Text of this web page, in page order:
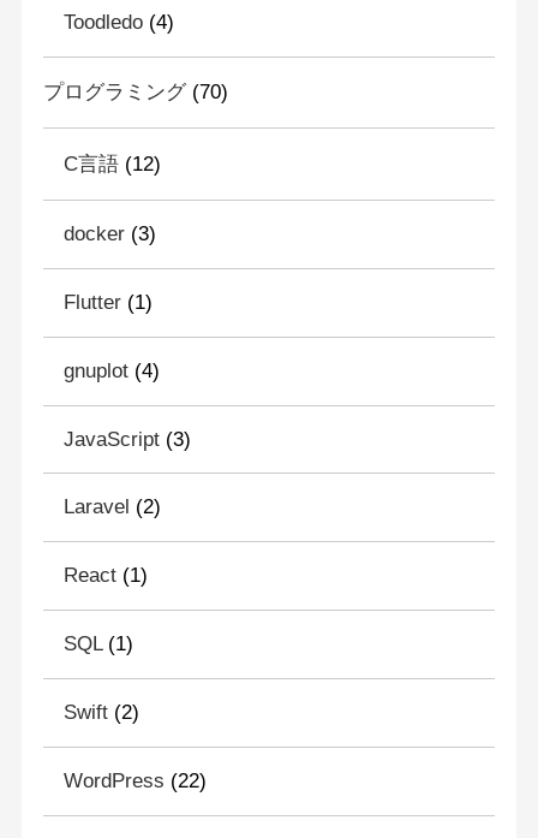
Toodledo(4)
プログラミング(70)
C言語(12)
docker(3)
Flutter(1)
gnuplot(4)
JavaScript(3)
Laravel (2)
React(1)
SQL(1)
Swift(2)
WordPress (22)